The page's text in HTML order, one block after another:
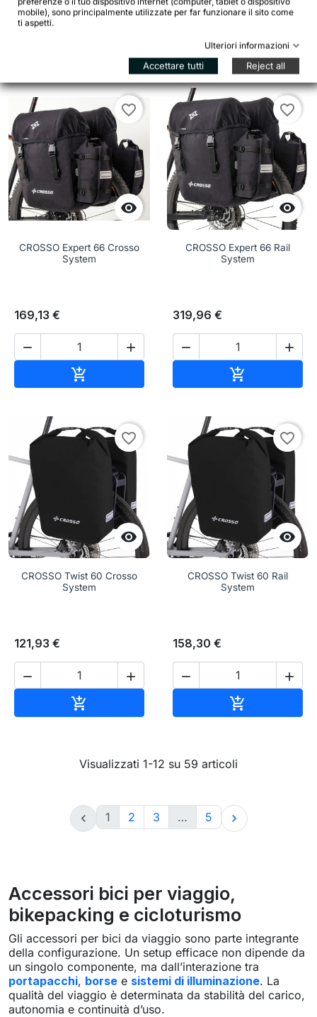
   
Aggiungi al

favorite_border
CROSSO Expert 66 Crosso
System
169,13 €
 


favorite_border
CROSSO Expert 66 Rail
System
319,96 €
 


favorite_border
CROSSO Twist 60 Crosso
System
121,93 €
 


favorite_border
CROSSO Twist 60 Rail
System
158,30 €
 

Visualizzati 1-12 su 59 articoli
 1 2 3 … 5 
Accessori bici per viaggio,
bikepacking e cicloturismo
Gli accessori per bici da viaggio sono parte integrante
della configurazione. Un setup efficace non dipende da
un singolo componente, ma dall’interazione tra
portapacchi, borse e sistemi di illuminazione. La
qualità del viaggio è determinata da stabilità del carico,
autonomia e continuità d’uso.
mobile), sono principalmente utilizzate per far funzionare il sito come
ti aspetti.
Ulteriori informazioni
Accettare tutti Reject all